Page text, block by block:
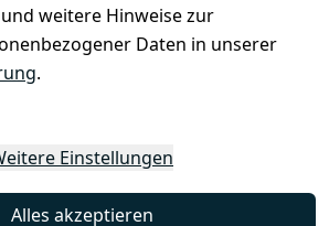
und weitere Hinweise zur
Daten in unserer
.
Einstellungen
Alles akzeptieren